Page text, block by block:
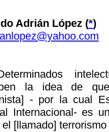
Adrián López (*)
la idea de
- por la cual
Internacional- es
[llamado] terrorismo